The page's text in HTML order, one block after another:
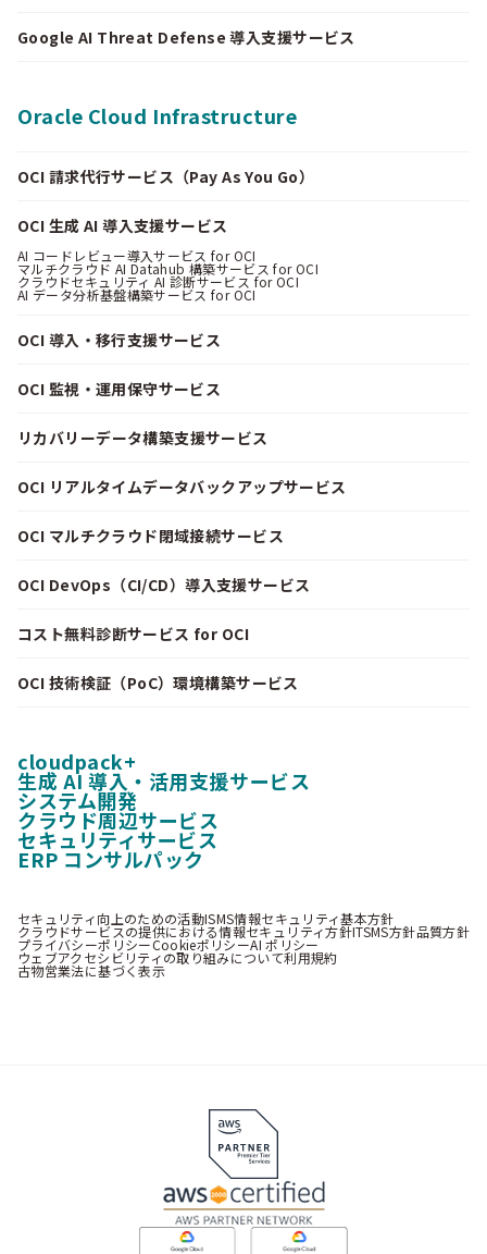
Google AI Threat Defense 導入支援サービス
Oracle Cloud Infrastructure
OCI 請求代行サービス（Pay As You Go）
OCI 生成 AI 導入支援サービス
AI コードレビュー導入サービス for OCI
マルチクラウド AI Datahub 構築サービス for OCI
クラウドセキュリティ AI 診断サービス for OCI
AI データ分析基盤構築サービス for OCI
OCI 導入・移行支援サービス
OCI 監視・運用保守サービス
リカバリーデータ構築支援サービス
OCI リアルタイムデータバックアップサービス
OCI マルチクラウド閉域接続サービス
OCI DevOps（CI/CD）導入支援サービス
コスト無料診断サービス for OCI
OCI 技術検証（PoC）環境構築サービス
cloudpack+
生成 AI 導入・活用支援サービス
システム開発
クラウド周辺サービス
セキュリティサービス
ERP コンサルパック
セキュリティ向上のための活動ISMS情報セキュリティ基本方針
クラウドサービスの提供における情報セキュリティ方針ITSMS方針品質方針
プライバシーポリシーCookieポリシーAI ポリシー
ウェブアクセシビリティの取り組みについて利用規約
古物営業法に基づく表示